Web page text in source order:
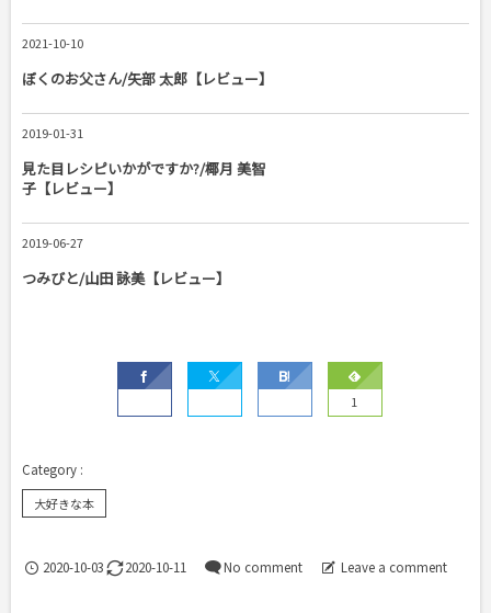
2021-10-10
ぼくのお父さん/矢部 太郎【レビュー】
2019-01-31
見た目レシピいかがですか?/椰月 美智
子【レビュー】
2019-06-27
つみびと/山田 詠美【レビュー】
1
大好きな本
2020-10-03 2020-10-11 No comment Leave a comment